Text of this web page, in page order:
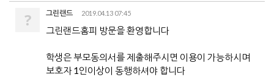
? 그린랜드 2019.04.13 07:45
그린랜드홈피 방문을 환영합니다
학생은 부모동의서를 제출해주시면 이용이 가능하시며
보호자 1인이상이 동행하셔야 합니다